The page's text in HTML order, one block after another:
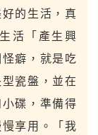
的生活，真
活「產生興
癖，就是吃
瓷盤，並在
碟，準備得
享用。「我